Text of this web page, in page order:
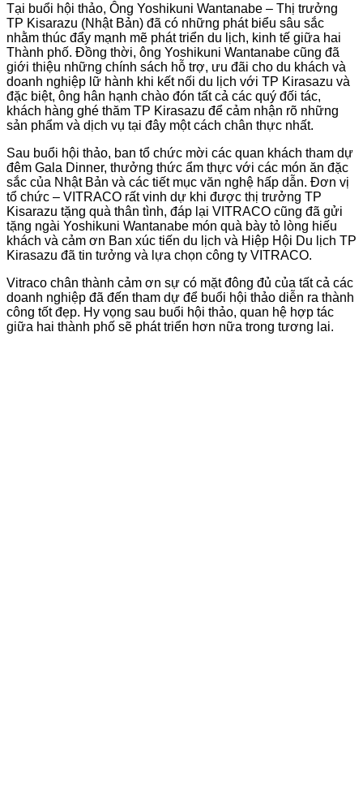
Tại buổi hội thảo, Ông Yoshikuni Wantanabe – Thị trưởng
TP Kisarazu (Nhật Bản) đã có những phát biểu sâu sắc
nhằm thúc đẩy mạnh mẽ phát triển du lịch, kinh tế giữa hai
Thành phố. Đồng thời, ông Yoshikuni Wantanabe cũng đã
giới thiệu những chính sách hỗ trợ, ưu đãi cho du khách và
doanh nghiệp lữ hành khi kết nối du lịch với TP Kirasazu và
đặc biệt, ông hân hạnh chào đón tất cả các quý đối tác,
khách hàng ghé thăm TP Kirasazu để cảm nhận rõ những
sản phẩm và dịch vụ tại đây một cách chân thực nhất.
Sau buổi hội thảo, ban tổ chức mời các quan khách tham dự
đêm Gala Dinner, thưởng thức ẩm thực với các món ăn đặc
sắc của Nhật Bản và các tiết mục văn nghệ hấp dẫn. Đơn vị
tổ chức – VITRACO rất vinh dự khi được thị trưởng TP
Kisarazu tặng quà thân tình, đáp lại VITRACO cũng đã gửi
tặng ngài Yoshikuni Wantanabe món quà bày tỏ lòng hiếu
khách và cảm ơn Ban xúc tiến du lịch và Hiệp Hội Du lịch TP
Kirasazu đã tin tưởng và lựa chọn công ty VITRACO.
Vitraco chân thành cảm ơn sự có mặt đông đủ của tất cả các
doanh nghiệp đã đến tham dự để buổi hội thảo diễn ra thành
công tốt đẹp. Hy vọng sau buổi hội thảo, quan hệ hợp tác
giữa hai thành phố sẽ phát triển hơn nữa trong tương lai.